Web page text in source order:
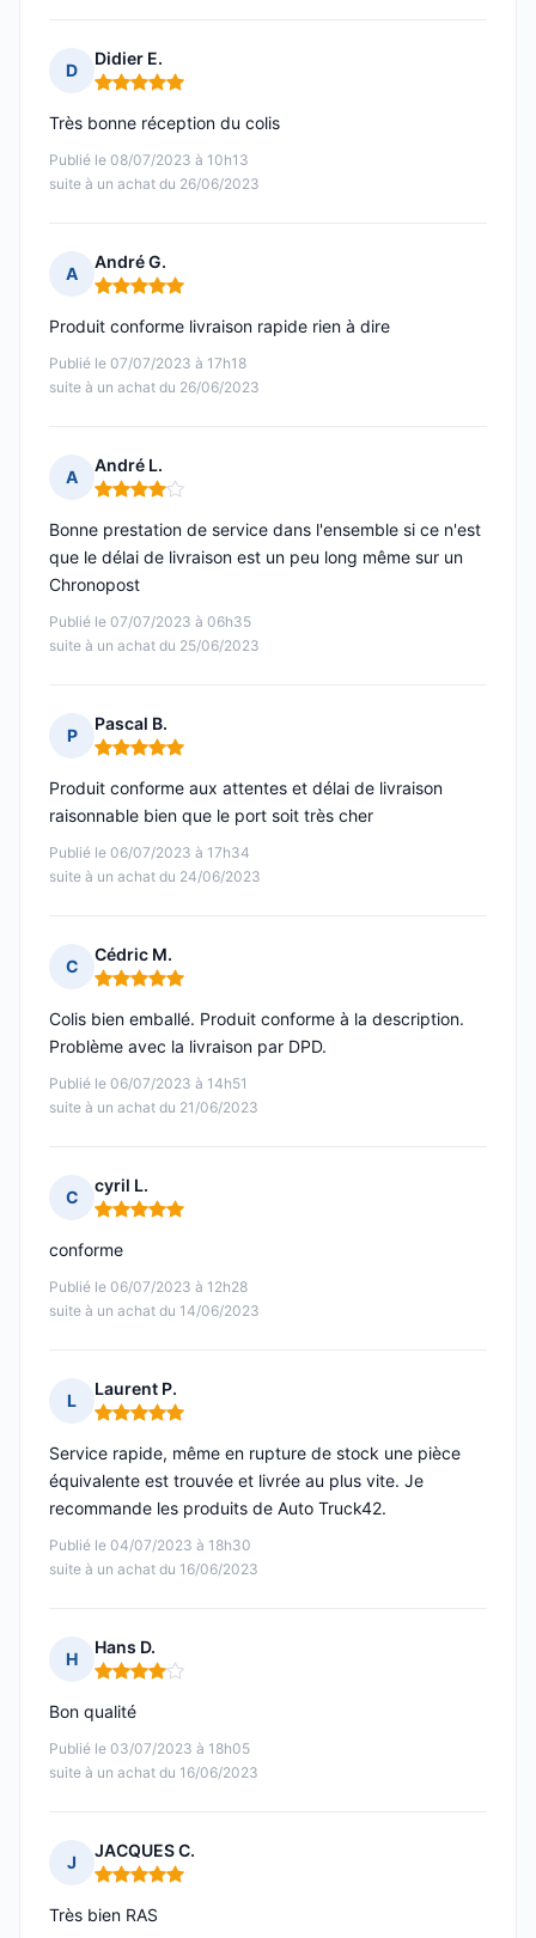
D
Didier E.
Note : 5 sur 5
Publié le 08/07/2023 à 10h13
suite à un achat du 26/06/2023
Très bonne réception du colis
A
André G.
Note : 5 sur 5
Publié le 07/07/2023 à 17h18
suite à un achat du 26/06/2023
Produit conforme livraison rapide rien à dire
A
André L.
Note : 4 sur 5
Publié le 07/07/2023 à 06h35
suite à un achat du 25/06/2023
Bonne prestation de service dans l'ensemble si ce n'est
que le délai de livraison est un peu long même sur un
Chronopost
P
Pascal B.
Note : 5 sur 5
Publié le 06/07/2023 à 17h34
suite à un achat du 24/06/2023
Produit conforme aux attentes et délai de livraison
raisonnable bien que le port soit très cher
C
Cédric M.
Note : 5 sur 5
Publié le 06/07/2023 à 14h51
suite à un achat du 21/06/2023
Colis bien emballé. Produit conforme à la description.
Problème avec la livraison par DPD.
C
cyril L.
Note : 5 sur 5
Publié le 06/07/2023 à 12h28
suite à un achat du 14/06/2023
conforme
L
Laurent P.
Note : 5 sur 5
Publié le 04/07/2023 à 18h30
suite à un achat du 16/06/2023
Service rapide, même en rupture de stock une pièce
équivalente est trouvée et livrée au plus vite. Je
recommande les produits de Auto Truck42.
H
Hans D.
Note : 4 sur 5
Publié le 03/07/2023 à 18h05
suite à un achat du 16/06/2023
Bon qualité
J
JACQUES C.
Note : 5 sur 5
Très bien RAS